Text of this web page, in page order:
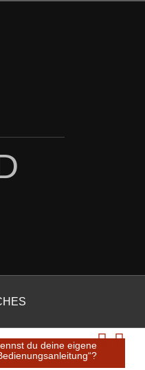
du deine eigene